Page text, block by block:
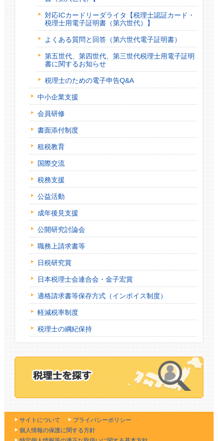
対応ICカードリーダライタ【税理士認証カード・
税理士用電子証明書（第六世代）】
よくある質問と回答（第六世代電子証明書）
第五世代、第四世代、第三世代税理士用電子証明
書に関するお知らせ
税理士のための電子申告Q&A
中小企業支援
会員研修
書面添付制度
租税教育
国際交流
税務支援
公益活動
成年後見支援
公開研究討論会
職務上請求書等
日税研究賞
日本税理士会連合会・金子宏賞
適格請求書等保存方式（インボイス制度）
軽減税率制度
税理士の綱紀保持
サイトについて
プライバシーポリシー
個人情報の保護に関する方針